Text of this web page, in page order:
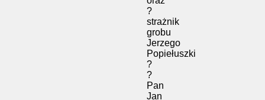
?
strażnik
grobu
Jerzego
Popiełuszki
?
?
Pan
Jan